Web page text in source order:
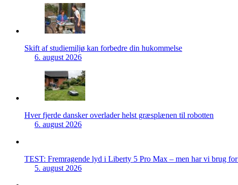
Skift af studiemiljø kan forbedre din hukommelse
6. august 2026
Hver fjerde dansker overlader helst græsplænen til robotten
6. august 2026
TEST: Fremragende lyd i Liberty 5 Pro Max – men har vi brug for
5. august 2026